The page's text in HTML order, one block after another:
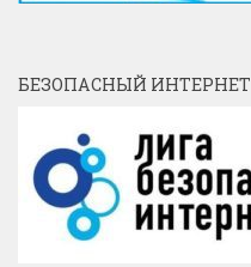
БЕЗОПАСНЫЙ ИНТЕРНЕТ